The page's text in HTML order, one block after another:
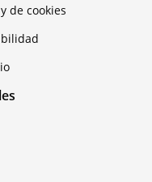
de cookies